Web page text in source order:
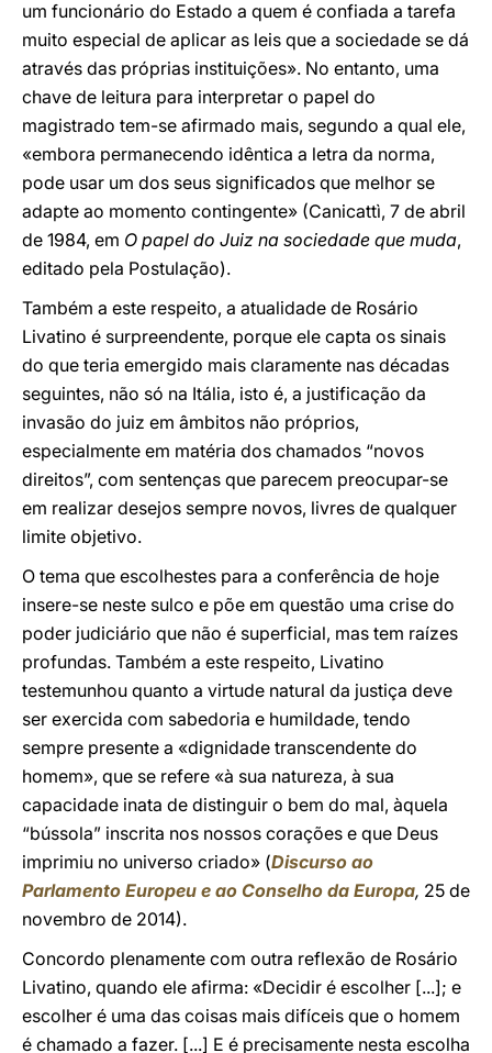
um funcionário do Estado a quem é confiada a tarefa
muito especial de aplicar as leis que a sociedade se dá
através das próprias instituições». No entanto, uma
chave de leitura para interpretar o papel do
magistrado tem-se afirmado mais, segundo a qual ele,
«embora permanecendo idêntica a letra da norma,
pode usar um dos seus significados que melhor se
adapte ao momento contingente» (Canicattì, 7 de abril
de 1984, em O papel do Juiz na sociedade que muda,
editado pela Postulação).
Também a este respeito, a atualidade de Rosário
Livatino é surpreendente, porque ele capta os sinais
do que teria emergido mais claramente nas décadas
seguintes, não só na Itália, isto é, a justificação da
invasão do juiz em âmbitos não próprios,
especialmente em matéria dos chamados “novos
direitos”, com sentenças que parecem preocupar-se
em realizar desejos sempre novos, livres de qualquer
limite objetivo.
O tema que escolhestes para a conferência de hoje
insere-se neste sulco e põe em questão uma crise do
poder judiciário que não é superficial, mas tem raízes
profundas. Também a este respeito, Livatino
testemunhou quanto a virtude natural da justiça deve
ser exercida com sabedoria e humildade, tendo
sempre presente a «dignidade transcendente do
homem», que se refere «à sua natureza, à sua
capacidade inata de distinguir o bem do mal, àquela
“bússola” inscrita nos nossos corações e que Deus
imprimiu no universo criado» (Discurso ao
Parlamento Europeu e ao Conselho da Europa, 25 de
novembro de 2014).
Concordo plenamente com outra reflexão de Rosário
Livatino, quando ele afirma: «Decidir é escolher [...]; e
escolher é uma das coisas mais difíceis que o homem
é chamado a fazer. [...] E é precisamente nesta escolha